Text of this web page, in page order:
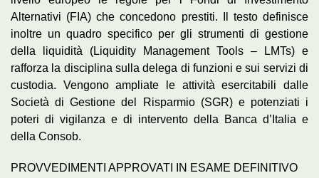
Alternativi (FIA) che concedono prestiti. Il testo definisce
inoltre un quadro specifico per gli strumenti di gestione
della liquidità (Liquidity Management Tools – LMTs) e
rafforza la disciplina sulla delega di funzioni e sui servizi di
custodia. Vengono ampliate le attività esercitabili dalle
Società di Gestione del Risparmio (SGR) e potenziati i
poteri di vigilanza e di intervento della Banca d’Italia e
della Consob.
PROVVEDIMENTI APPROVATI IN ESAME DEFINITIVO